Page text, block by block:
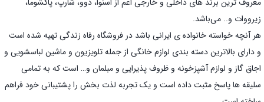
زیرووات و.. می‌باشد.
هر آنچه خواسته خانواده ی ایرانی باشد در فروشگاه رفاه زندگی تهیه شده است
و دارای بالاترین دسته بندی لوازم خانگی از جمله تلویزیون و ماشین لباسشویی و
اجاق گاز و لوازم آشپزخونه و ظروف پذیرایی و مبلمان و… است که به تمامی
سلیقه ها پاسخ مثبت داده است و یک تجربه لذت بخش را پشتیبانی خود فراهم